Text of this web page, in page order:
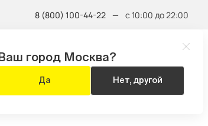
город Москва?
Да Нет, другой
8 (800) 100-44-22 — с 10:00 до 22:00
БЫТОВАЯ
ТЕХНИКА